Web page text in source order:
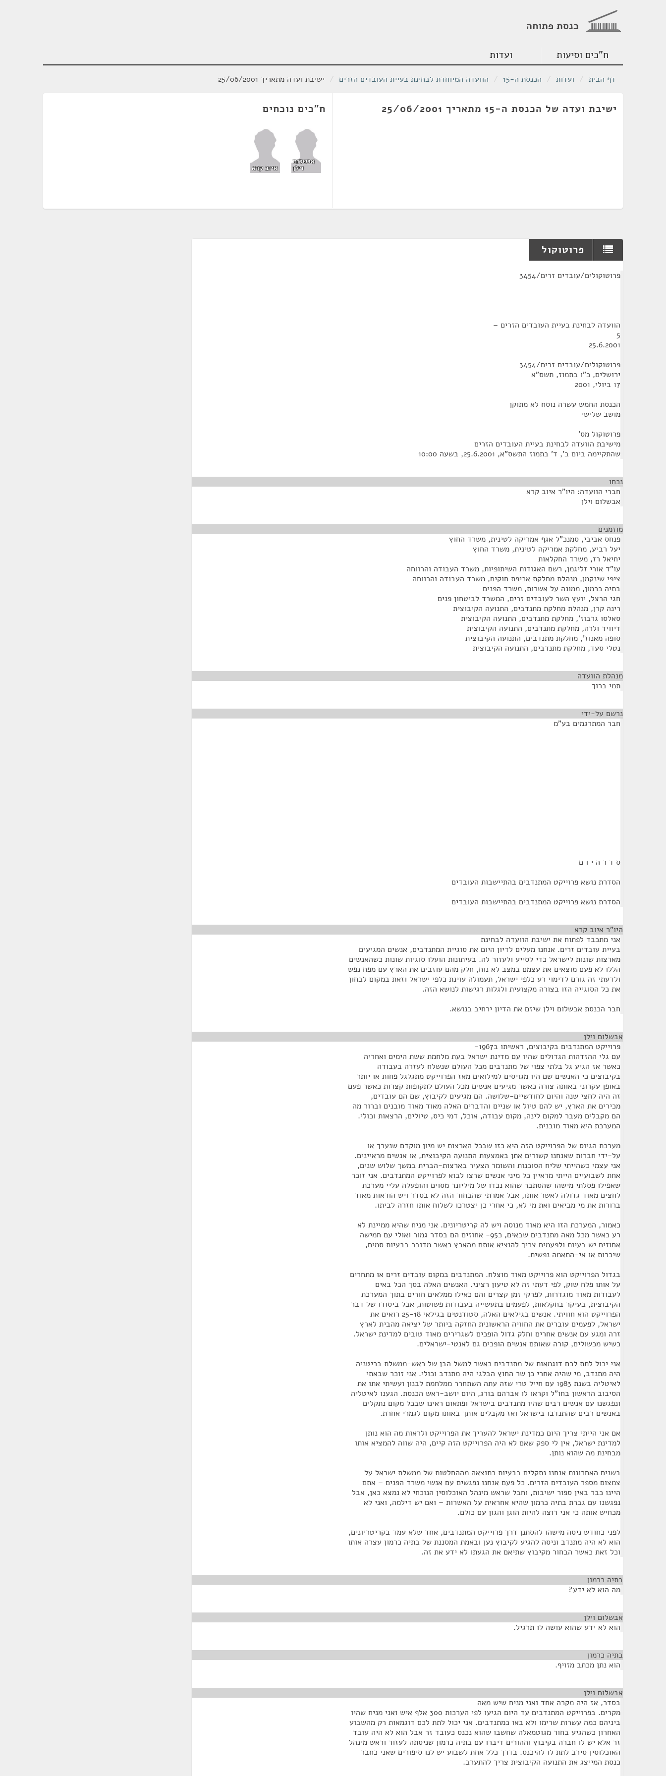
כנסת פתוחה
ח"כים וסיעות ועדות
דף הבית / ועדות / הכנסת ה-15 / הוועדה המיוחדת לבחינת בעיית העובדים הזרים / ישיבת ועדה מתאריך 25/06/2001
ישיבת ועדה של הכנסת ה-15 מתאריך 25/06/2001 ח"כים נוכחים
אבשלום
וילן איוב קרא
פרוטוקול
פרוטוקולים/עובדים זרים/3454
הוועדה לבחינת בעיית העובדים הזרים –
5
25.6.2001
פרוטוקולים/עובדים זרים/3454
ירושלים, כ"ו בתמוז, תשס"א
17 ביולי, 2001
הכנסת החמש עשרה נוסח לא מתוקן
מושב שלישי
פרוטוקול מס'
מישיבת הוועדה לבחינת בעיית העובדים הזרים
שהתקיימה ביום ב', ד' בתמוז התשס"א, 25.6.2001, בשעה 10:00
נכחו
חברי הוועדה: היו"ר איוב קרא
אבשלום וילן
מוזמנים
פנחס אביבי, סמנכ"ל אגף אמריקה לטינית, משרד החוץ
יעל רביע, מחלקת אמריקה לטינית, משרד החוץ
יחיאל רז, משרד החקלאות
עו"ד אורי זליגמן, רשם האגודות השיתופיות, משרד העבודה והרווחה
ציפי שינקמן, מנהלת מחלקת אכיפת חוקים, משרד העבודה והרווחה
בתיה כרמון, ממונה על אשרות, משרד הפנים
חגי הרצל, יועץ השר לעובדים זרים, המשרד לביטחון פנים
רינה קרן, מנהלת מחלקת מתנדבים, התנועה הקיבוצית
סאלסו גרבוז', מחלקת מתנדבים, התנועה הקיבוצית
דיוויד ולרה, מחלקת מתנדבים, התנועה הקיבוצית
סופה מאנוז', מחלקת מתנדבים, התנועה הקיבוצית
נטלי סעד, מחלקת מתנדבים, התנועה הקיבוצית
מנהלת הוועדה
תמי ברוך
נרשם על-ידי
חבר המתרגמים בע"מ
ס ד ר ה י ו ם
הסדרת נושא פרוייקט המתנדבים בהתיישבות העובדים
הסדרת נושא פרוייקט המתנדבים בהתיישבות העובדים
היו"ר איוב קרא
אני מתכבד לפתוח את ישיבת הוועדה לבחינת
בעיית עובדים זרים. אנחנו מעלים לדיון היום את סוגיית המתנדבים, אנשים המגיעים
מארצות שונות לישראל כדי לסייע ולעזור לה. בעיתונות הועלו סוגיות שונות כשהאנשים
הללו לא פעם מוצאים את עצמם במצב לא נוח, חלק מהם עוזבים את הארץ עם מפח נפש
ולדעתי זה גורם לדימוי רע כלפי ישראל, תעמולה עוינת כלפי ישראל וזאת במקום לבחון
את כל הסוגייה הזו בצורה מקצועית ולגלות רגישות לנושא הזה.
חבר הכנסת אבשלום וילן שיזם את הדיון ירחיב בנושא.
אבשלום וילן
פרוייקט המתנדבים בקיבוצים, ראשיתו ב1967-
עם גלי ההזדהות הגדולים שהיו עם מדינת ישראל בעת מלחמת ששת הימים ואחריה
כאשר אז הגיע גל בלתי צפוי של מתנדבים מכל העולם שנשלח לעזרה בעבודה
בקיבוצים כי האנשים שם היו מגויסים למילואים מאז הפרוייקט מתגלגל פחות או יותר
באופן עקרוני באותה צורה כאשר מגיעים אנשים מכל העולם לתקופות קצרות כאשר פעם
זה היה לחצי שנה והיום לחודשיים-שלושה. הם מגיעים לקיבוץ, שם הם עובדים,
מכירים את הארץ, יש להם טיול או שניים והדברים האלה מאוד מאוד מובנים וברור מה
הם מקבלים מעבר למקום לינה, מקום עבודה, אוכל, דמי כיס, טיולים, הרצאות וכולי.
המערכת היא מאוד מובנית.
מערכת הגיוס של הפרוייקט הזה היא כזו שבכל הארצות יש מיון מוקדם שנערך או
על-ידי חברות שאנחנו קשורים אתן באמצעות התנועה הקיבוצית, או אנשים מראיינים.
אני עצמי כשהייתי שליח הסוכנות והשומר הצעיר בארצות-הברית במשך שלוש שנים,
אחת לשבועיים הייתי מראיין כל מיני אנשים שרצו לבוא לפרוייקט המתנדבים. אני זוכר
שאפילו פסלתי מישהו שהסתבר שהוא נכדו של מיליונר מסוים והופעלה עליי מערכת
לחצים מאוד גדולה לאשר אותו, אבל אמרתי שהבחור הזה לא בסדר ויש הוראות מאוד
ברורות את מי מביאים ואת מי לא, כי אחרי כן יצטרכו לשלוח אותו חזרה לביתו.
כאמור, המערכת הזו היא מאוד מנוסה ויש לה קריטריונים. אני מניח שהיא ממיינת לא
רע כאשר מכל מאה מתנדבים שבאים, כ95- אחוזים הם בסדר גמור ואולי עם חמישה
אחוזים יש בעיות ולפעמים צריך להוציא אותם מהארץ כאשר מדובר בבעיות סמים,
שיכרות או אי-התאמה נפשית.
בגדול הפרוייקט הוא פרוייקט מאוד מוצלח. המתנדבים במקום עובדים זרים או מתחרים
על אותו פלח שוק, לפי דעתי זה לא טיעון רציני. האנשים האלה בסך הכל באים
לעבודות מאוד מוגדרות, לפרקי זמן קצרים והם כאילו ממלאים חורים בתוך המערכת
הקיבוצית, בעיקר בחקלאות, לפעמים בתעשייה בעבודות פשוטות, אבל ביסודו של דבר
הפרוייקט הוא חוויתי. אנשים בגילאים האלה, סטודנטים בגילאי 25-18 רואים את
ישראל, לפעמים עוברים את החוויה הראשונית החזקה ביותר של יציאה מהבית לארץ
זרה ומגע עם אנשים אחרים וחלק גדול הופכים לשגרירים מאוד טובים למדינת ישראל.
כשיש מכשולים, קורה שאותם אנשים הופכים גם לאנטי-ישראלים.
אני יכול לתת לכם דוגמאות של מתנדבים כאשר למשל הבן של ראש-ממשלת בריטניה
היה מתנדב, מי שהיה אחרי כן שר החוץ הבלגי היה מתנדב וכולי. אני זוכר שבאתי
לאיטליה בשנת 1983 עם חייל טרי שזה עתה השתחרר ממלחמת לבנון ועשיתי אתו את
הסיבוב הראשון בחו"ל וקראו לו אברהם בורג, היום יושב-ראש הכנסת. הגענו לאיטליה
ונפגשנו עם אנשים רבים שהיו מתנדבים בישראל ופתאום ראינו שבכל מקום נתקלים
באנשים רבים שהתנדבו בישראל ואז מקבלים אותך באותו מקום לגמרי אחרת.
אם אני הייתי צריך היום כמדינת ישראל להעריך את הפרוייקט ולראות מה הוא נותן
למדינת ישראל, אין לי ספק שאם לא היה הפרוייקט הזה קיים, היה שווה להמציא אותו
מבחינת מה שהוא נותן.
בשנים האחרונות אנחנו נתקלים בבעיות כתוצאה מההחלטות של ממשלת ישראל על
צמצום מספר העובדים הזרים. כל פעם אנחנו נפגשים עם אנשי משרד הפנים – אתם
היינו כבר באין ספור ישיבות, וחבל שראש מינהל האוכלוסין הנוכחי לא נמצא כאן, אבל
נפגשנו עם גברת בתיה כרמון שהיא אחראית על האשרות – ואם יש דילמה, ואני לא
מכחיש אותה כי אני רוצה להיות הוגן והגון עם כולם.
לפני כחודש ניסה מישהו להסתנן דרך פרוייקט המתנדבים, אחד שלא עמד בקריטריונים,
הוא לא היה מתנדב וניסה להגיע לקיבוץ נען ובאמת המסננת של בתיה כרמון עצרה אותו
וכל זאת כאשר הבחור מקיבוץ שתיאם את הגעתו לא ידע את זה.
בתיה כרמון
מה הוא לא ידע?
אבשלום וילן
הוא לא ידע שהוא עושה לו תרגיל.
בתיה כרמון
הוא נתן מכתב מזויף.
אבשלום וילן
בסדר, אז היה מקרה אחד ואני מניח שיש מאה
מקרים. בפרוייקט המתנדבים עד היום הגיעו לפי הערכות 300 אלף איש ואני מניח שהיו
ביניהם כמה עשרות שרימו ולא באו כמתנדבים. אני יכול לתת לכם דוגמאות רק מהשבוע
האחרון כשהגיע בחור מגוטמאלה שחשבו שהוא נכנס כעובד זר אבל הוא לא היה עובד
זר אלא יש לו חברה בקיבוץ וההורים דיברו עם בתיה כרמון שניסתה לעזור וראש מינהל
האוכלוסין סירב לתת לו להיכנס. בדרך כלל אחת לשבוע יש לנו סיפורים שאני כחבר
כנסת המייצג את התנועה הקיבוצית צריך להתערב.